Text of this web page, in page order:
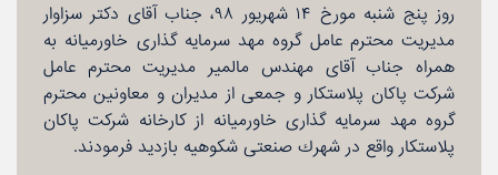
روز پنج شنبه مورخ ۱۴ شهریور ۹۸، جناب آقای دكتر سزاوار
مدیریت محترم عامل گروه مهد سرمایه گذاری خاورمیانه به
همراه جناب آقای مهندس مالمیر مدیریت محترم عامل
شركت پاكان پلاستكار و جمعی از مدیران و معاونین محترم
گروه مهد سرمایه گذاری خاورمیانه از كارخانه شركت پاكان
پلاستكار واقع در شهرك صنعتی شكوهیه بازدید فرمودند.